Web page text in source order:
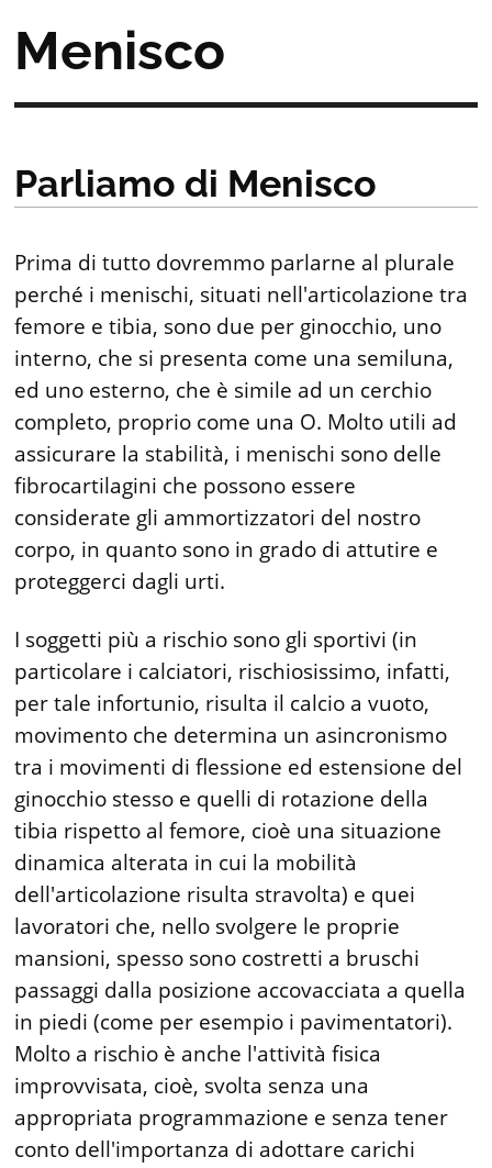
Menisco
Parliamo di Menisco
Prima di tutto dovremmo parlarne al plurale
perché i menischi, situati nell'articolazione tra
femore e tibia, sono due per ginocchio, uno
interno, che si presenta come una semiluna,
ed uno esterno, che è simile ad un cerchio
completo, proprio come una O. Molto utili ad
assicurare la stabilità, i menischi sono delle
fibrocartilagini che possono essere
considerate gli ammortizzatori del nostro
corpo, in quanto sono in grado di attutire e
proteggerci dagli urti.
I soggetti più a rischio sono gli sportivi (in
particolare i calciatori, rischiosissimo, infatti,
per tale infortunio, risulta il calcio a vuoto,
movimento che determina un asincronismo
tra i movimenti di flessione ed estensione del
ginocchio stesso e quelli di rotazione della
tibia rispetto al femore, cioè una situazione
dinamica alterata in cui la mobilità
dell'articolazione risulta stravolta) e quei
lavoratori che, nello svolgere le proprie
mansioni, spesso sono costretti a bruschi
passaggi dalla posizione accovacciata a quella
in piedi (come per esempio i pavimentatori).
Molto a rischio è anche l'attività fisica
improvvisata, cioè, svolta senza una
appropriata programmazione e senza tener
conto dell'importanza di adottare carichi